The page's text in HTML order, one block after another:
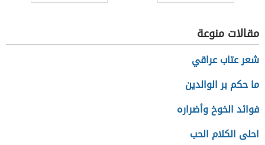
والهيمنة
مقالات منوعة
شعر عتاب عراقي
ما حكم بر الوالدين
فوائد الخوخ وأضراره
احلى الكلام الحب